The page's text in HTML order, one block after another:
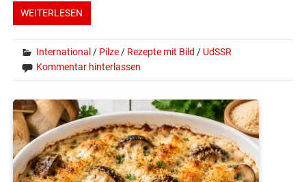
WEITERLESEN
International / Pilze / Rezepte mit Bild / UdSSR
Kommentar hinterlassen